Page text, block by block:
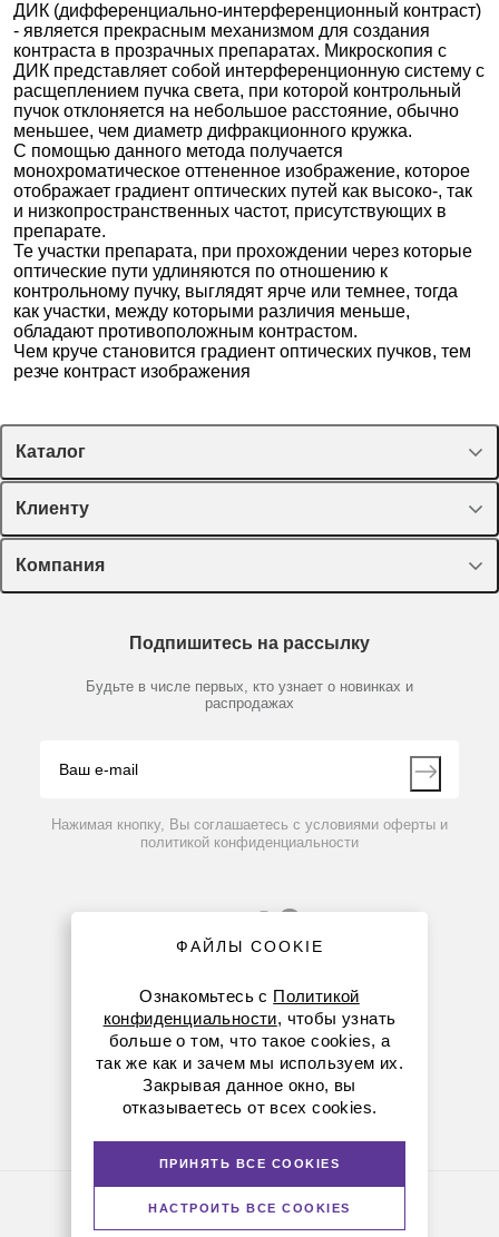
ДИК (дифференциально-интерференционный контраст)
- является прекрасным механизмом для создания
контраста в прозрачных препаратах. Микроскопия с
ДИК представляет собой интерференционную систему с
расщеплением пучка света, при которой контрольный
пучок отклоняется на небольшое расстояние, обычно
меньшее, чем диаметр дифракционного кружка.
С помощью данного метода получается
монохроматическое оттененное изображение, которое
отображает градиент оптических путей как высоко-, так
и низкопространственных частот, присутствующих в
препарате.
Те участки препарата, при прохождении через которые
оптические пути удлиняются по отношению к
контрольному пучку, выглядят ярче или темнее, тогда
как участки, между которыми различия меньше,
обладают противоположным контрастом.
Чем круче становится градиент оптических пучков, тем
резче контраст изображения
Каталог
Спецпредложения
Оборудование, приборы
Пластик, стекло, принадлежности
Химические реактивы, препараты, наборы
Производители
Клиенту
Лекторий Диаэм
Доставка и оплата
Мобильное приложение
Компания
Партнеры
Контакты
Подпишитесь на рассылку
Будьте в числе первых, кто узнает о новинках и
распродажах
Нажимая кнопку, Вы соглашаетесь с условиями оферты и
политикой конфиденциальности
8 (800) 234-05-08
8-863-303-55-00
© Диаэм, 1988 — 2026. Все права защищены
ФАЙЛЫ COOKIE
Ознакомьтесь с Политикой
конфиденциальности, чтобы узнать
больше о том, что такое cookies, а
так же как и зачем мы используем их.
Закрывая данное окно, вы
отказываетесь от всех cookies.
ПРИНЯТЬ ВСЕ COOKIES
НАСТРОИТЬ ВСЕ COOKIES